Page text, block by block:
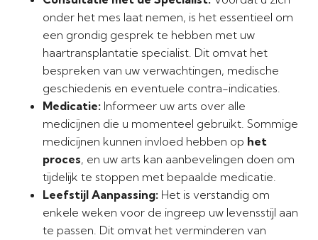
onder het mes laat nemen, is het essentieel om
een grondig gesprek te hebben met uw
haartransplantatie specialist. Dit omvat het
bespreken van uw verwachtingen, medische
geschiedenis en eventuele contra-indicaties.
Medicatie: Informeer uw arts over alle
medicijnen die u momenteel gebruikt. Sommige
medicijnen kunnen invloed hebben op het
proces, en uw arts kan aanbevelingen doen om
tijdelijk te stoppen met bepaalde medicatie.
Leefstijl Aanpassing: Het is verstandig om
enkele weken voor de ingreep uw levensstijl aan
te passen. Dit omvat het verminderen van